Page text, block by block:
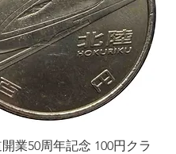
業50周年記念 100円クラ